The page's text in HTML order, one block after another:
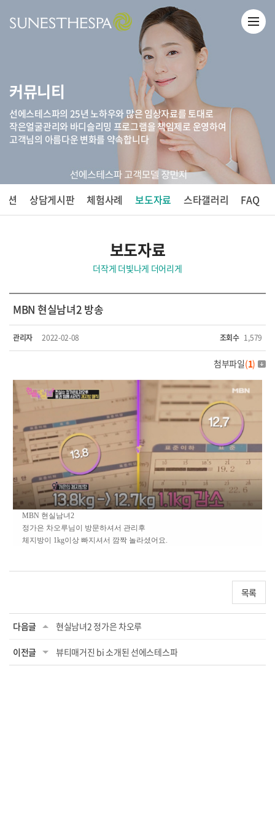
커뮤니티
선에스테스파의 25년 노하우와 많은 임상자료를 토대로
작은얼굴관리와 바디슬리밍 프로그램을 책임제로 운영하여
고객님의 아름다운 변화를 약속합니다
션 상담게시판 체험사례 보도자료 스타갤러리 FAQ
보도자료
더작게 더빛나게 더어리게
MBN 현실남녀2 방송
관리자 2022-02-08 조회수 1,579
첨부파일(1)
MBN 현실남녀2
정가은 차오루님이 방문하셔서 관리후
체지방이 1kg이상 빠지셔서 깜짝 놀라셨어요.
목록
다음글 현실남녀2 정가은 차오루
이전글 뷰티매거진 bi 소개된 선에스테스파